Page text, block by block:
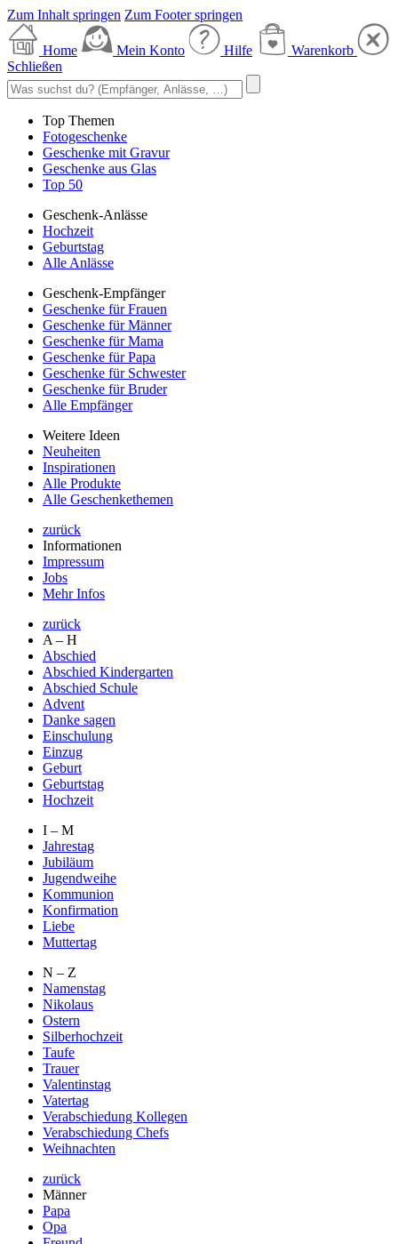
Zum Inhalt springen Zum Footer springen
Home Mein Konto Hilfe
Warenkorb
Schließen
Top Themen
Fotogeschenke
Geschenke mit Gravur
Geschenke aus Glas
Top 50
Geschenk-Anlässe
Hochzeit
Geburtstag
Alle Anlässe
Geschenk-Empfänger
Geschenke für Frauen
Geschenke für Männer
Geschenke für Mama
Geschenke für Papa
Geschenke für Schwester
Geschenke für Bruder
Alle Empfänger
Weitere Ideen
Neuheiten
Inspirationen
Alle Produkte
Alle Geschenkethemen
zurück
Informationen
Impressum
Jobs
Mehr Infos
zurück
A – H
Abschied
Abschied Kindergarten
Abschied Schule
Advent
Danke sagen
Einschulung
Einzug
Geburt
Geburtstag
Hochzeit
I – M
Jahrestag
Jubiläum
Jugendweihe
Kommunion
Konfirmation
Liebe
Muttertag
N – Z
Namenstag
Nikolaus
Ostern
Silberhochzeit
Taufe
Trauer
Valentinstag
Vatertag
Verabschiedung Kollegen
Verabschiedung Chefs
Weihnachten
zurück
Männer
Papa
Opa